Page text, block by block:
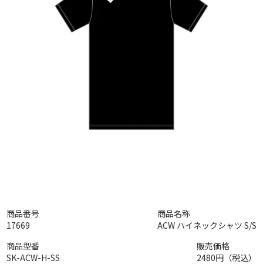
商品番号
17669
商品名称
ACW ハイネックシャツ S/S
商品型番
SK-ACW-H-SS
販売価格
2480円（税込）